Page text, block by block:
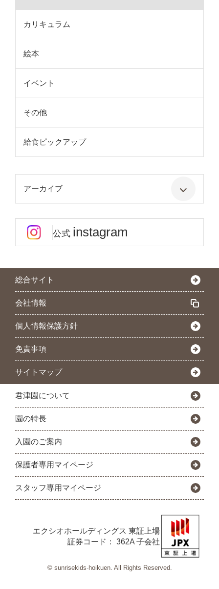
カリキュラム
絵本
イベント
その他
給食ピックアップ
アーカイブ
公式 instagram
総合サイト
会社情報
個人情報保護方針
免責事項
サイトマップ
君津園について
園の特長
入園のご案内
保護者専用マイページ
スタッフ専用マイページ
エクシオホールディングス 東証上場
証券コード： 362A 子会社
© sunrisekids-hoikuen. All Rights Reserved.